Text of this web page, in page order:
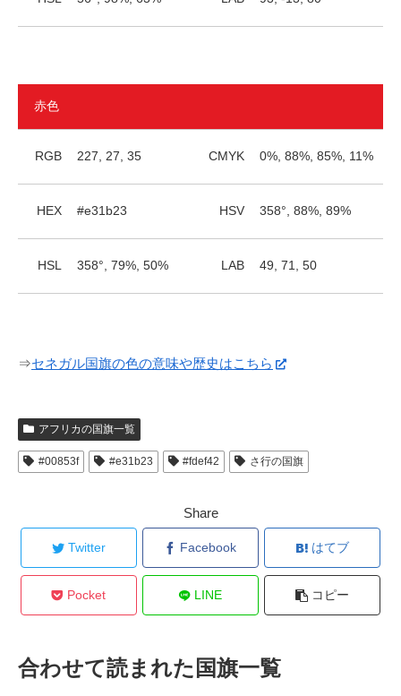
赤色
RGB 227, 27, 35 CMYK 0%, 88%, 85%, 11%
HEX #e31b23 HSV 358°, 88%, 89%
HSL 358°, 79%, 50% LAB 49, 71, 50
⇒セネガル国旗の色の意味や歴史はこちら
アフリカの国旗一覧
#00853f #e31b23 #fdef42 さ行の国旗
Share
Twitter Facebook はてブ
Pocket LINE コピー
合わせて読まれた国旗一覧